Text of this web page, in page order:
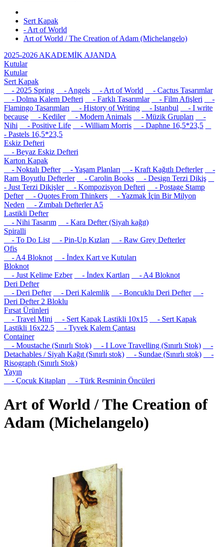
Sert Kapak
- Art of World
Art of World / The Creation of Adam (Michelangelo)
2025-2026 AKADEMİK AJANDA
Kutular
Kutular
Sert Kapak
- 2025 Spring
- Angels - Art of World
- Cactus Tasarımlar
- Dolma Kalem Defteri
- Farklı Tasarımlar - Film Afişleri
-
Flamingo Tasarımları
- History of Writing - Istanbul
- I write
because
- Kediler - Modern Animals - Müzik Grupları
-
Nihi
- Positive Life - William Morris
- Daphne 16,5*23,5
- Pastels 16,5*23,5
Eskiz Defteri
- Beyaz Eskiz Defteri
Karton Kapak
- Noktalı Defter
- Yaşam Planları - Kraft Kağıtlı Defterler
-
Ram Boyutlu Defterler
- Carolin Books
- Design Terzi Dikiş
- Just Terzi Dikişler
- Kompozisyon Defteri
- Postage Stamp
Defter
- Quotes From Thinkers
- Yazmak İçin Bir Milyon
Neden
- Zımbalı Defterler A5
Lastikli Defter
- Nihi Tasarım
- Kara Defter (Siyah kağıt)
Spiralli
- To Do List
- Pin-Up Kızları
- Raw Grey Defterler
Ofis
- A4 Bloknot
- İndex Kart ve Kutuları
Bloknot
- Just Kelime Ezber
- İndex Kartları
- A4 Bloknot
Deri Defter
- Deri Defter
- Deri Kalemlik - Boncuklu Deri Defter
-
Deri Defter 2 Bloklu
Fırsat Ürünleri
- Travel Mini
- Sert Kapak Lastikli 10x15
- Sert Kapak
Lastikli 16x22.5
- Tyvek Kalem Çantası
Container
- Moustache (Sınırlı Stok)
- I Love Travelling (Sınırlı Stok)
-
Detachables / Siyah Kağıt (Sınırlı stok)
- Sundae (Sınırlı stok)
-
Risograph (Sınırlı Stok)
Yayın
- Çocuk Kitapları
- Türk Resminin Öncüleri
Art of World / The Creation of
Adam (Michelangelo)